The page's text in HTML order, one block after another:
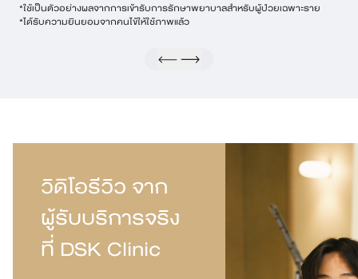
*ใช้เป็นตัวอย่างผลจากการเข้ารับการรักษาพยาบาลสําหรับผู้ป่วยเฉพาะราย
*ได้รับความยินยอมจากคนไข้ให้ใช้ภาพแล้ว
วิดิโอรีวิว จาก
ผู้รับบริการจริง
ที่ DSK Clinic